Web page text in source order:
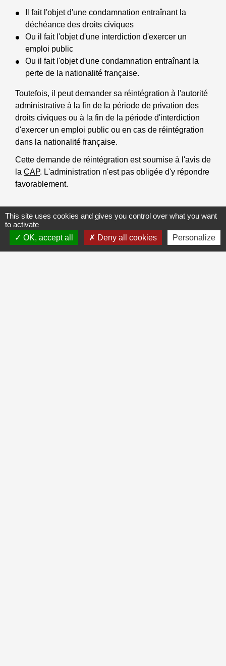
Il fait l'objet d'une condamnation entraînant la
déchéance des droits civiques
Ou il fait l'objet d'une interdiction d'exercer un
emploi public
Ou il fait l'objet d'une condamnation entraînant la
perte de la nationalité française.
Toutefois, il peut demander sa réintégration à l'autorité
administrative à la fin de la période de privation des
droits civiques ou à la fin de la période d'interdiction
d'exercer un emploi public ou en cas de réintégration
dans la nationalité française.
Cette demande de réintégration est soumise à l'avis de
la CAP. L'administration n'est pas obligée d'y répondre
favorablement.
Textes de référence
This site uses cookies and gives you control over what you want
to activate
OK, accept all
Deny all cookies Personalize